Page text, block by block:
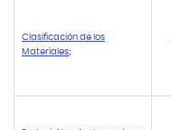
Clasificación de los
Materiales;